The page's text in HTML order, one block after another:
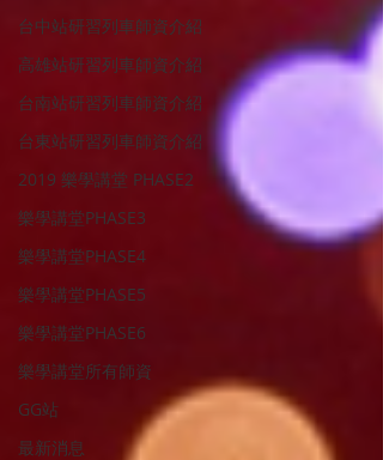
台中站研習列車師資介紹
高雄站研習列車師資介紹
台南站研習列車師資介紹
台東站研習列車師資介紹
2019 樂學講堂 PHASE2
樂學講堂PHASE3
樂學講堂PHASE4
樂學講堂PHASE5
樂學講堂PHASE6
樂學講堂所有師資
GG站
最新消息